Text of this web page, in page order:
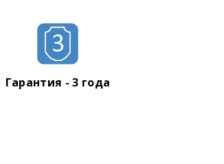
Гарантия - 3 года